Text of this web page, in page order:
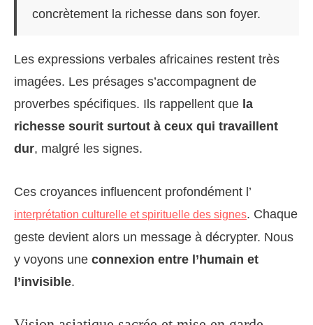
concrètement la richesse dans son foyer.
Les expressions verbales africaines restent très
imagées. Les présages s’accompagnent de
proverbes spécifiques. Ils rappellent que la
richesse sourit surtout à ceux qui travaillent
dur, malgré les signes.
Ces croyances influencent profondément l’
interprétation culturelle et spirituelle des signes. Chaque
geste devient alors un message à décrypter. Nous
y voyons une connexion entre l’humain et
l’invisible.